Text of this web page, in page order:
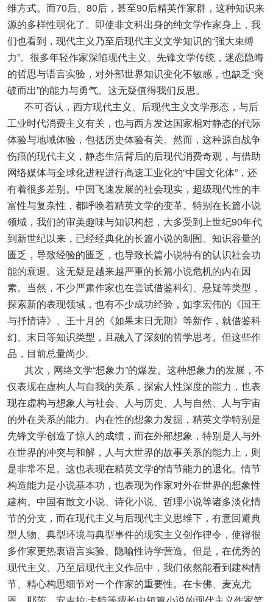
维方式。而70后、80后，甚至90后精英作家群，这种知识来
源的多样性弱化了。即使非文科出身的纯文学作家身上，我
们也看到，现代主义乃至后现代主义文学知识的“强大束缚
力”。很多年轻作家深陷现代主义、先锋文学传统，迷恋隐晦
的哲思与语言实验，对外部世界知识变化不敏感，也缺乏“突
破而出”的能力与勇气。这无疑值得我们反思。
不可否认，西方现代主义、后现代主义文学形态，与后
工业时代消费主义有关，也与西方发达国家相对静态的代际
体验与地域体验，包括历史体验有关。然而，这种源自战争
伤痕的现代主义，静态生活背后的后现代消费奇观，与借助
网络媒体与全球化进程进行高速工业化的“中国文化体”，还
有着很多差别。中国飞速发展的社会现实，超级现代性的丰
富性与复杂性，都呼唤着精英文学的变革。特别在长篇小说
领域，我们的审美趣味与知识构想，大多受到上世纪90年代
到新世纪以来，已经经典化的长篇小说的制囿。知识容量的
匮乏，导致经验的匮乏，也导致长篇小说特有的认识社会功
能的衰退。这无疑是越来越严重的长篇小说危机的内在因
素。当然，不少严肃作家也在尝试借鉴科幻、悬疑等类型，
探索新的表现领域，也有不少成功经验，如李宏伟的《国王
与抒情诗》、王十月的《如果末日无期》等新作，就借鉴科
幻、末日等知识类型，且融入了深刻的哲学思考。但这些作
品，目前总量尚少。
其次，网络文学“想象力”的爆发。这种想象力的发展，不
仅表现在虚构人与自我的关系，探索人性深度的能力，也表
现在虚构与想象人与社会、人与历史、人与自然、人与宇宙
的外在关系的能力。内在性的想象力发掘，精英文学特别是
先锋文学创造了惊人的成绩，而在外部想象，特别是人与外
在世界的冲突与和解，人与大世界的故事关系的能力上，则
是非常不足。这也表现在精英文学的情节能力的退化。情节
构造能力是小说基本功，也表现为作家对外在世界的想象性
建构。中国有散文小说、诗化小说、哲理小说等诸多淡化情
节的分支，而在现代主义与后现代主义思维下，有意回避典
型人物、典型环境与典型事件的现实主义创作律令，使得很
多作家更热衷语言实验、隐喻性诗学营造。但是，在优秀的
现代主义、乃至后现代主义作品中，我们依然能看到建构情
节、精心构思细节对一个作家的重要性。在卡佛、麦克尤